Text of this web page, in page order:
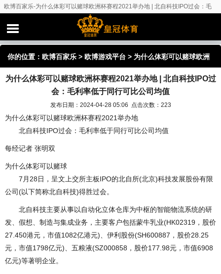
欧博百家乐-为什么体彩可以赌球欧洲杯赛程2021举办地 | 北自科技IPO过会：毛
你的位置： 欧博百家乐 > 欧博游戏平台 > 为什么体彩可以赌球欧洲
杯赛程2021举办地 | 北自科技IPO过会：毛利率低于同行可比公司均
为什么体彩可以赌球欧洲杯赛程2021举办地 | 北自科技IPO过
会：毛利率低于同行可比公司均值
发布日期：2024-04-28 05:06 点击次数：223
为什么体彩可以赌球欧洲杯赛程2021举办地
北自科技IPO过会：毛利率低于同行可比公司均值
每经记者 张明双
为什么体彩可以赌球
7月28日，呈文上交所主板IPO的北自所(北京)科技发展股份有限
公司(以下简称北自科技)得胜过会。
北自科技主要从事以自动化立体仓库为中枢的智能物流系统的研
发、假想、制造与集成业务，主要客户包括蒙牛乳业(HK02319，股价
27.450港元，市值1082亿港元)、伊利股份(SH600887，股价28.25
元，市值1798亿元)、五粮液(SZ000858，股价177.98元，市值6908
亿元)等著明企业。